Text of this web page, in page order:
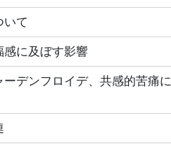
いて
感に及ぼす影響
デンフロイデ、共感的苦痛に